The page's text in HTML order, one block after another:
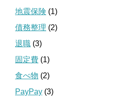
地震保険 (1)
債務整理 (2)
退職 (3)
固定費 (1)
食べ物 (2)
PayPay (3)